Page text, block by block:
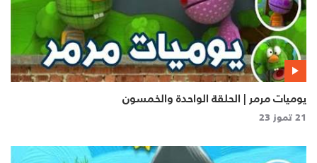
يوميات مرمر | الحلقة الواحدة والخمسون
21 تموز 23